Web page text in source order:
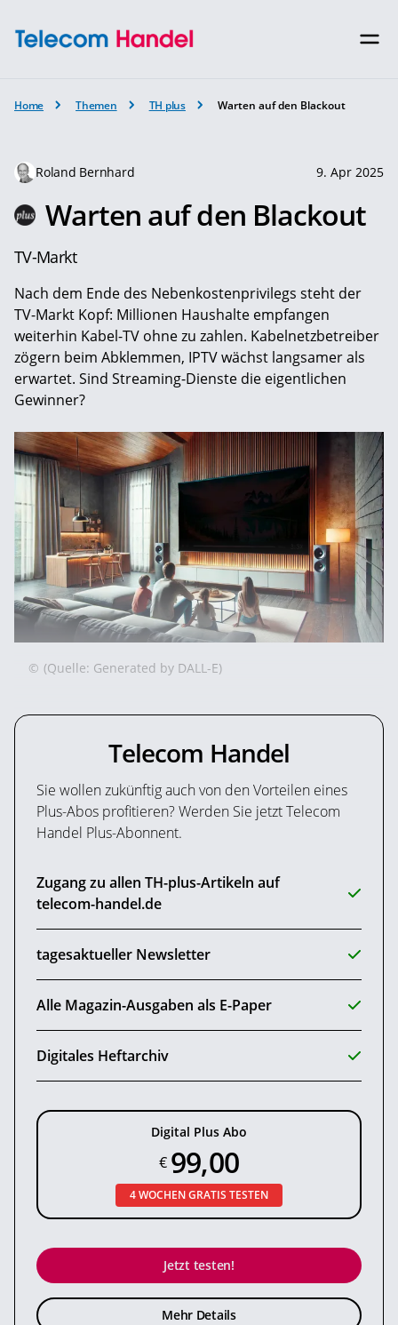
Home Themen TH plus Warten auf den Blackout
Roland Bernhard 9. Apr 2025
Warten auf den Blackout
TV-Markt
Nach dem Ende des Nebenkostenprivilegs steht der
TV-Markt Kopf: Millionen Haushalte empfangen
weiterhin Kabel-TV ohne zu zahlen. Kabelnetzbetreiber
zögern beim Abklemmen, IPTV wächst langsamer als
erwartet. Sind Streaming-Dienste die eigentlichen
Gewinner?
© (Quelle: Generated by DALL-E)
Telecom Handel
Sie wollen zukünftig auch von den Vorteilen eines
Plus-Abos profitieren? Werden Sie jetzt Telecom
Handel Plus-Abonnent.
Zugang zu allen TH-plus-Artikeln auf
telecom-handel.de
tagesaktueller Newsletter
Alle Magazin-Ausgaben als E-Paper
Digitales Heftarchiv
Digital Plus Abo
€ 99,00
4 WOCHEN GRATIS TESTEN
Jetzt testen!
Mehr Details